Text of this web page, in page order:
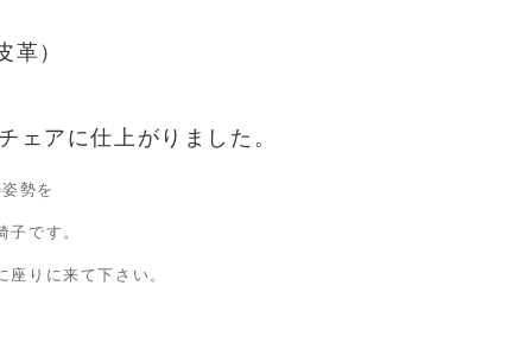
）
アに仕上がりました。
勢を
です。
りに来て下さい。